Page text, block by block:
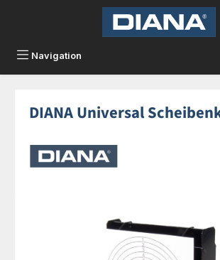
Zum Hauptinhalt springen
Navigation
DIANA Universal
Bildergalerie überspringen